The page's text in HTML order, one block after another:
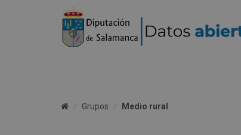
Grupos Medio rural